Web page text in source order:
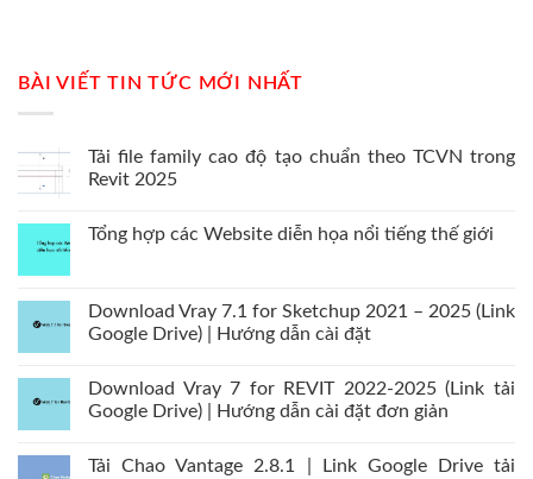
BÀI VIẾT TIN TỨC MỚI NHẤT
Tải file family cao độ tạo chuẩn theo TCVN trong
Revit 2025
Tổng hợp các Website diễn họa nổi tiếng thế giới
Download Vray 7.1 for Sketchup 2021 – 2025 (Link
Google Drive) | Hướng dẫn cài đặt
Download Vray 7 for REVIT 2022-2025 (Link tải
Google Drive) | Hướng dẫn cài đặt đơn giản
Tải Chao Vantage 2.8.1 | Link Google Drive tải